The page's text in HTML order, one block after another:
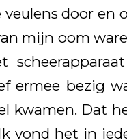
veulens door
mijn oom
ermee bezig
kwamen. Dat
vond het in